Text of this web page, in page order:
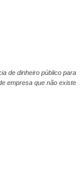
de dinheiro público para
empresa que não existe